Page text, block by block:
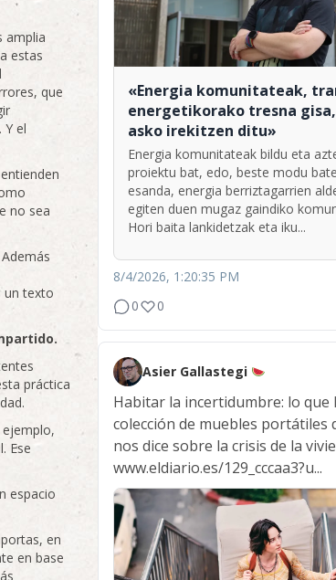
amplia
estas
que
el
no sea
un texto
práctica
Ese
espacio
en
en base
«Energia komunitateak,
energetikorako tresna
asko irekitzen ditu»
Energia komunitateak bildu eta
proiektu bat, edo, beste modu
esanda, energia berriztagarrien
egiten duen mugaz gaindiko
Hori baita lankidetzak eta iku...
8/4/2026, 1:20:35 PM
0
0
Asier Gallastegi
Habitar la incertidumbre: lo que
colección de muebles portátiles
nos dice sobre la crisis de la
www.eldiario.es/129_cccaa3?u...